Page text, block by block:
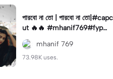
পারবো না তো | পারবো না তো|#capc
ut 🔥🔥 #mhanif769#fypツ⁠
#viral✨#trending🔥
mhanif 769
73.98K uses.